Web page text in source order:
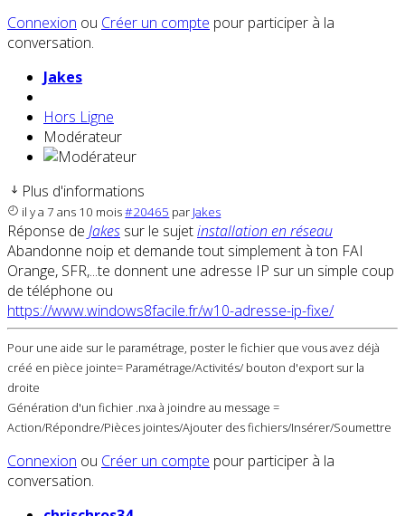
Connexion ou Créer un compte pour participer à la
conversation.
Jakes
Hors Ligne
Modérateur
Plus d'informations
il y a 7 ans 10 mois#20465 par Jakes
Réponse de Jakes sur le sujetinstallation en réseau
Abandonne noip et demande tout simplement à ton FAI
Orange, SFR,...te donnent une adresse IP sur un simple coup
de téléphone ou
https://www.windows8facile.fr/w10-adresse-ip-fixe/
Pour une aide sur le paramétrage, poster le fichier que vous avez déjà
créé en pièce jointe= Paramétrage/Activités/ bouton d'export sur la
droite
Génération d'un fichier .nxa à joindre au message =
Action/Répondre/Pièces jointes/Ajouter des fichiers/Insérer/Soumettre
Connexion ou Créer un compte pour participer à la
conversation.